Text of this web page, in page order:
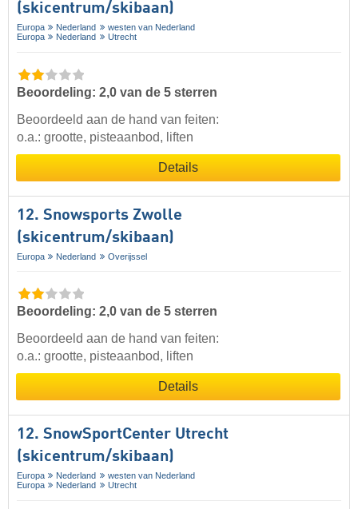
(skicentrum/skibaan)
Europa Nederland
westen van Nederland
Europa
Nederland Utrecht
Beoordeling: 2,0 van de 5 sterren
Beoordeeld aan de hand van feiten:
o.a.: grootte, pisteaanbod, liften
Details
12. Snowsports Zwolle
(skicentrum/skibaan)
Europa Nederland Overijssel
Beoordeling: 2,0 van de 5 sterren
Beoordeeld aan de hand van feiten:
o.a.: grootte, pisteaanbod, liften
Details
12. SnowSportCenter Utrecht
(skicentrum/skibaan)
Europa Nederland
westen van Nederland
Europa
Nederland Utrecht